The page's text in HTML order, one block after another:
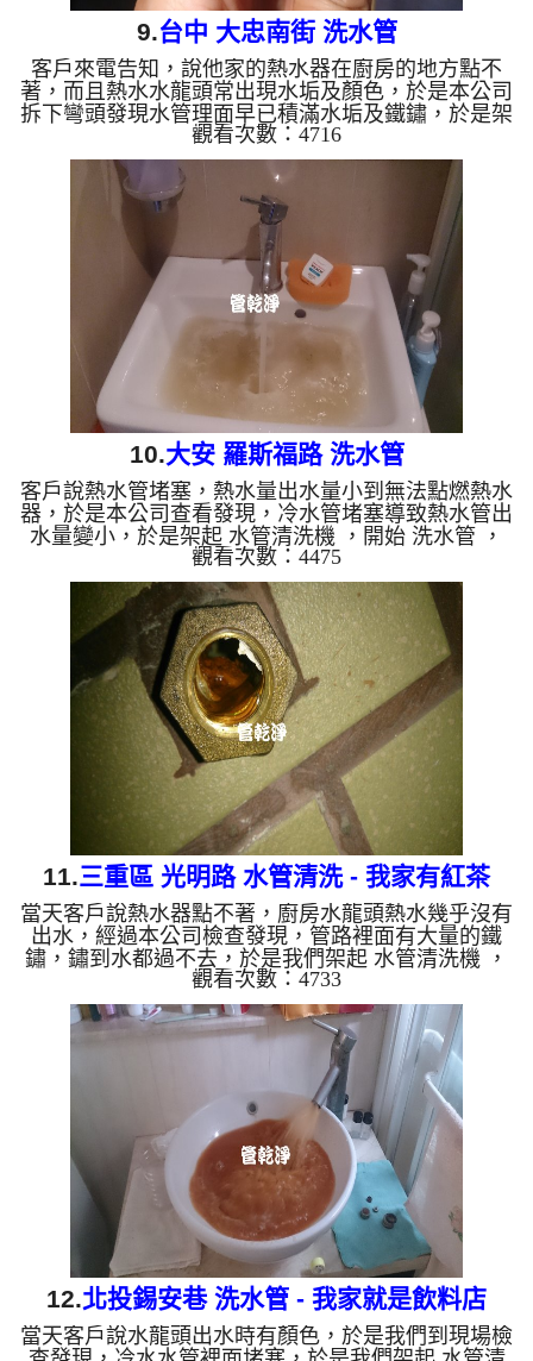
9.台中 大忠南街 洗水管
客戶來電告知，說他家的熱水器在廚房的地方點不
著，而且熱水水龍頭常出現水垢及顏色，於是本公司
拆下彎頭發現水管理面早已積滿水垢及鐵鏽，於是架
起 水管清洗機 ，開始 洗水管 ， 清洗水管 時發現，
水龍頭一直沖出鐵鏽及水垢， 水管清洗 約兩小時，
終於把廚房熱水水量問題處理完成。 清洗水管 水管
清洗 洗水管 熱水管堵塞 熱水忽冷忽熱 ...
觀看次數：4716
10.大安 羅斯福路 洗水管
客戶說熱水管堵塞，熱水量出水量小到無法點燃熱水
器，於是本公司查看發現，冷水管堵塞導致熱水管出
水量變小，於是架起 水管清洗機 ，開始 洗水管 ，
清洗水管 時發現，水龍頭一直沖出異物，源源不
絕， 水管清洗 約兩小時，終於把水量問題處理完
成。 清洗水管 水管清洗 洗水管 熱水管堵塞 熱水忽
冷忽熱 ...
觀看次數：4475
11.三重區 光明路 水管清洗 - 我家有紅茶
當天客戶說熱水器點不著，廚房水龍頭熱水幾乎沒有
出水，經過本公司檢查發現，管路裡面有大量的鐵
鏽，鏽到水都過不去，於是我們架起 水管清洗機 ，
開始 洗水管 ， 清洗水管 時發現，水龍頭不時冒出紅
茶，就像是水龍頭裡面有飲料的樣子，紅茶源源不
絕， 水管清洗 約三小時，終於把熱水器點不著問題
處理完成。 清洗水管 水管清洗 洗水管 熱水管堵塞
熱水忽冷忽熱 ...
觀看次數：4733
12.北投錫安巷 洗水管 - 我家就是飲料店
當天客戶說水龍頭出水時有顏色，於是我們到現場檢